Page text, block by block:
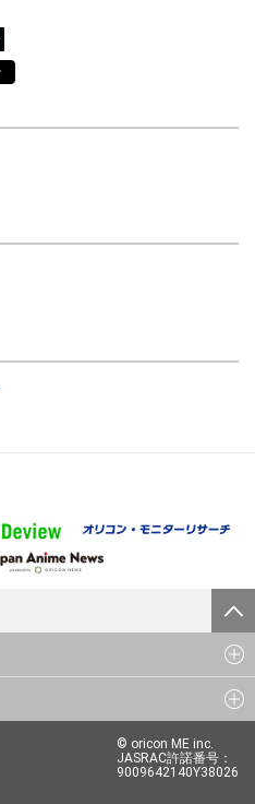
© oricon ME inc.
JASRAC許諾番号：
9009642140Y38026